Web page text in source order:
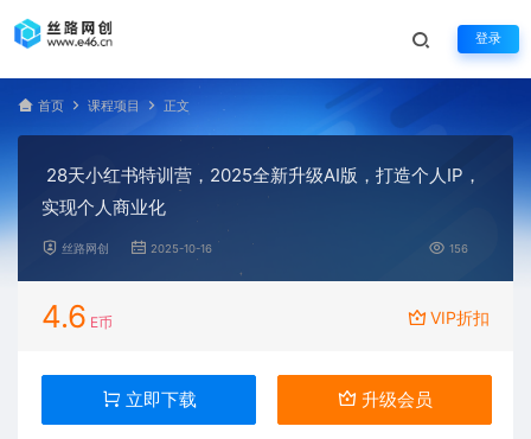
登录
首页 课程项目 正文
28天小红书特训营，2025全新升级AI版，打造个人IP，
实现个人商业化
丝路网创 2025-10-16 156
4.6 E币 VIP折扣
立即下载 升级会员